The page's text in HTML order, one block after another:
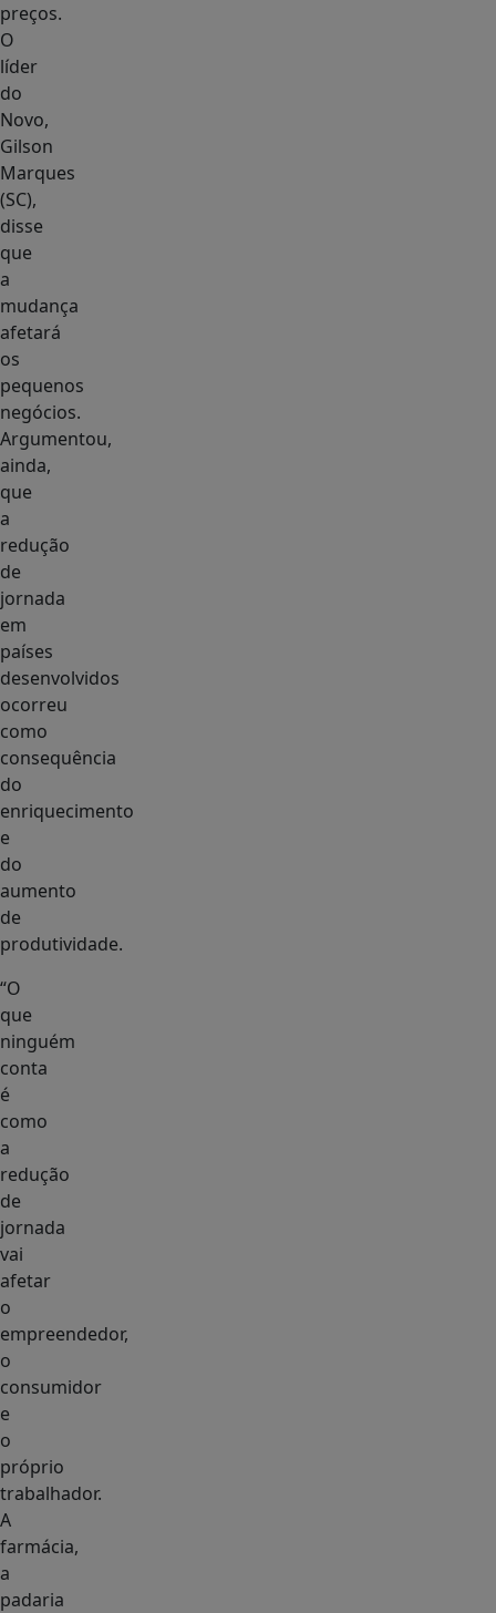
preços.
O
líder
do
Novo,
Gilson
Marques
(SC),
disse
que
a
mudança
afetará
os
pequenos
negócios.
Argumentou,
ainda,
que
a
redução
de
jornada
em
países
desenvolvidos
ocorreu
como
consequência
do
enriquecimento
e
do
aumento
de
produtividade.
“O
que
ninguém
conta
é
como
a
redução
de
jornada
vai
afetar
o
empreendedor,
o
consumidor
e
o
próprio
trabalhador.
A
farmácia,
a
padaria